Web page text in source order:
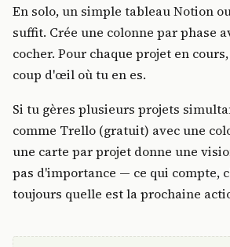
En solo, un simple tableau Notion
suffit. Crée une colonne par phase
cocher. Pour chaque projet en
coup d'œil où tu en es.
Si tu gères plusieurs projets
comme Trello (gratuit) avec une
une carte par projet donne une
pas d'importance — ce qui compte,
toujours quelle est la prochaine